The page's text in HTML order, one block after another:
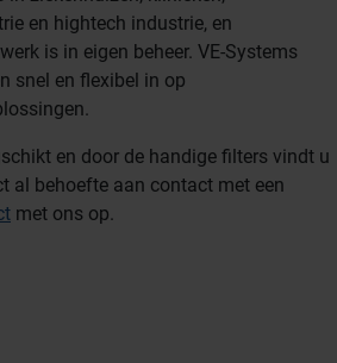
en hightech industrie, en
is in eigen beheer. VE-Systems
snel en flexibel in op
en door de handige filters vindt u
al behoefte aan contact met een
met ons op.